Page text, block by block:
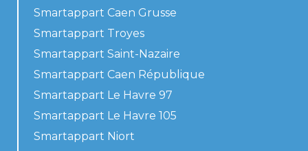
Smartappart Caen Grusse
Smartappart Troyes
Smartappart Saint-Nazaire
Smartappart Caen République
Smartappart Le Havre 97
Smartappart Le Havre 105
Smartappart Niort